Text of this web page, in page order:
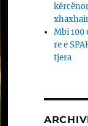
Mbi 100
re e
tjera